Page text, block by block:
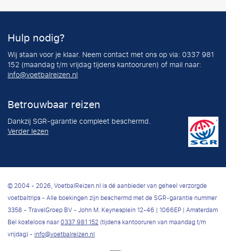
Hulp nodig?
Wij staan voor je klaar. Neem contact met ons op via: 0337 981
152 (maandag t/m vrijdag tijdens kantooruren) of mail naar:
info@voetbalreizen.nl
Betrouwbaar reizen
Dankzij SGR-garantie compleet beschermd.
Verder lezen
© 2004 - 2026, VoetbalReizen.nl is dé aanbieder van geheel verzorgde
voetbaltrips - Alle boekingen zijn beschermd met de SGR-garantie nummer
3358 - TravelGroep BV - John M. Keynesplein 12-46 | 1066EP | Amsterdam
Bel kosteloos naar0337 981 152(tijdens kantooruren van maandag t/m
vrijdag) -info@voetbalreizen.nl